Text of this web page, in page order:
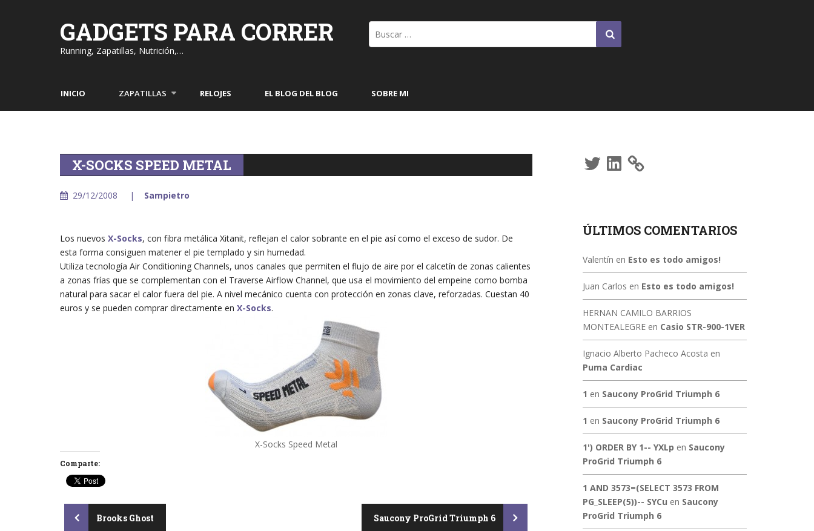
GADGETS PARA CORRER
Running, Zapatillas, Nutrición,…
INICIO ZAPATILLAS RELOJES EL BLOG DEL BLOG SOBRE MI
X-SOCKS SPEED METAL
29/12/2008 Sampietro
Los nuevos X-Socks, con fibra metálica Xitanit, reflejan el calor sobrante en el pie así como el exceso de sudor. De
esta forma consiguen matener el pie templado y sin humedad.
Utiliza tecnología Air Conditioning Channels, unos canales que permiten el flujo de aire por el calcetín de zonas calientes
a zonas frías que se complementan con el Traverse Airflow Channel, que usa el movimiento del empeine como bomba
natural para sacar el calor fuera del pie. A nivel mecánico cuenta con protección en zonas clave, reforzadas. Cuestan 40
euros y se pueden comprar directamente en X-Socks.
X-Socks Speed Metal
Comparte:
PostBrooks Ghost Saucony ProGrid Triumph 6
TwitterLinkedIn
ÚLTIMOS COMENTARIOS
Valentín en Esto es todo amigos!
Juan Carlos en Esto es todo amigos!
HERNAN CAMILO BARRIOS
MONTEALEGREen Casio STR-900-1VER
Ignacio Alberto Pacheco Acosta en
Puma Cardiac
1 en Saucony ProGrid Triumph 6
1 en Saucony ProGrid Triumph 6
1') ORDER BY 1-- YXLp en Saucony
ProGrid Triumph 6
1 AND 3573=(SELECT 3573 FROM
PG_SLEEP(5))-- SYCu en Saucony
ProGrid Triumph 6